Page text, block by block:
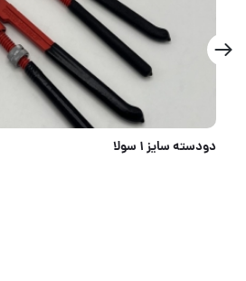
دودسته سایز ۱ سولا